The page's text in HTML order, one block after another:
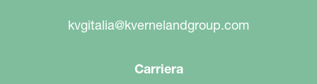
kvgitalia@kvernelandgroup.com
Carriera